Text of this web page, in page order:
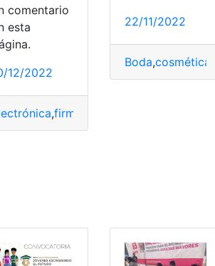
comentario
esta
12/2022
,firma
22/11/2022
Boda,cosmética